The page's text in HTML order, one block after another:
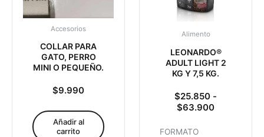
Accesorios
COLLAR PARA
GATO, PERRO
MINI O PEQUEÑO.
$9.990
Añadir al
carrito
Alimento
LEONARDO®
ADULT LIGHT 2
KG Y 7,5 KG.
$25.850 -
$63.900
FORMATO